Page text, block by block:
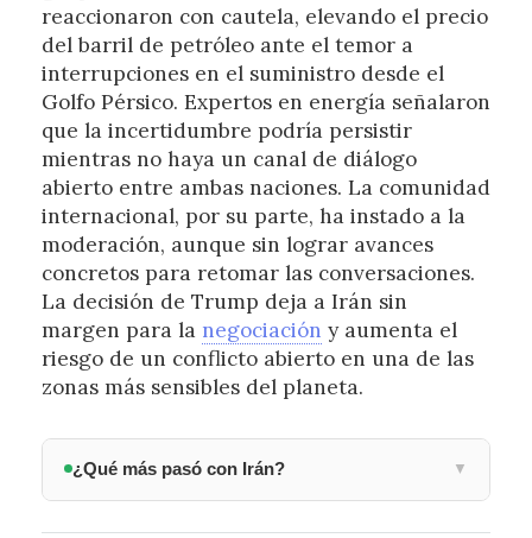
reaccionaron con cautela, elevando el precio
del barril de petróleo ante el temor a
interrupciones en el suministro desde el
Golfo Pérsico. Expertos en energía señalaron
que la incertidumbre podría persistir
mientras no haya un canal de diálogo
abierto entre ambas naciones. La comunidad
internacional, por su parte, ha instado a la
moderación, aunque sin lograr avances
concretos para retomar las conversaciones.
La decisión de Trump deja a Irán sin
margen para la negociación y aumenta el
riesgo de un conflicto abierto en una de las
zonas más sensibles del planeta.
¿Qué más pasó con Irán? ▼